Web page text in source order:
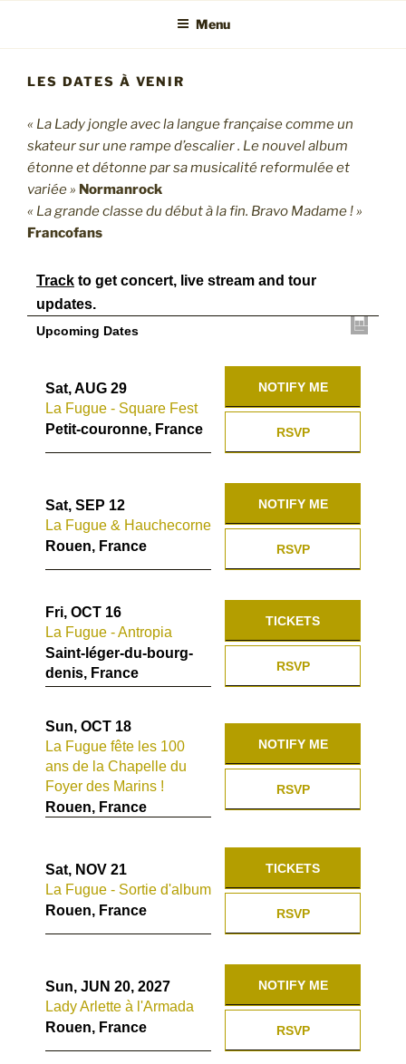
Menu
LES DATES À VENIR
« La Lady jongle avec la langue française comme un
skateur sur une rampe d’escalier . Le nouvel album
étonne et détonne par sa musicalité reformulée et
variée » Normanrock
« La grande classe du début à la fin. Bravo Madame ! »
Francofans
Track to get concert, live stream and tour
updates.
Upcoming Dates
Sat, AUG 29
La Fugue - Square Fest
Petit-couronne, France
RSVP
NOTIFY ME
Sat, SEP 12
La Fugue & Hauchecorne
Rouen, France
RSVP
NOTIFY ME
Fri, OCT 16
La Fugue - Antropia
Saint-léger-du-bourg-
denis, France
RSVP
TICKETS
Sun, OCT 18
La Fugue fête les 100
ans de la Chapelle du
Foyer des Marins !
Rouen, France
RSVP
NOTIFY ME
Sat, NOV 21
La Fugue - Sortie d'album
Rouen, France
RSVP
TICKETS
Sun, JUN 20, 2027
Lady Arlette à l'Armada
Rouen, France
RSVP
NOTIFY ME